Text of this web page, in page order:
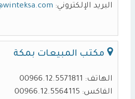
البريد الإلكتروني:
مكتب المبيعات بمكة
الهاتف: 00966.12.5571811
الفاكس: 00966.12.5564115